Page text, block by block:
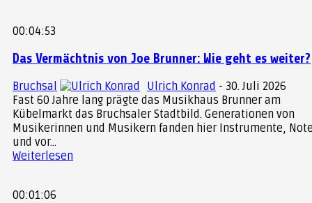
00:04:53
Das Vermächtnis von Joe Brunner: Wie geht es weiter?
Bruchsal Ulrich Konrad - 30. Juli 2026
Fast 60 Jahre lang prägte das Musikhaus Brunner am
Kübelmarkt das Bruchsaler Stadtbild. Generationen von
Musikerinnen und Musikern fanden hier Instrumente,
und vor...
Weiterlesen
00:01:06